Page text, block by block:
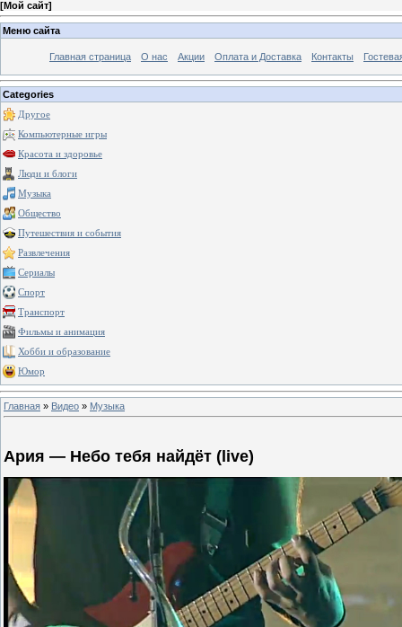
[Мой сайт]
Меню сайта
Главная страница О нас Акции Оплата и Доставка Контакты
Categories
Другое
Компьютерные игры
Красота и здоровье
Люди и блоги
Музыка
Общество
Путешествия и события
Развлечения
Сериалы
Спорт
Транспорт
Фильмы и анимация
Хобби и образование
Юмор
Главная » Видео » Музыка
Ария — Небо тебя найдёт (live)